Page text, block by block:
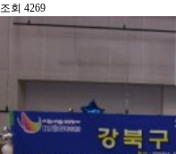
조회 4269